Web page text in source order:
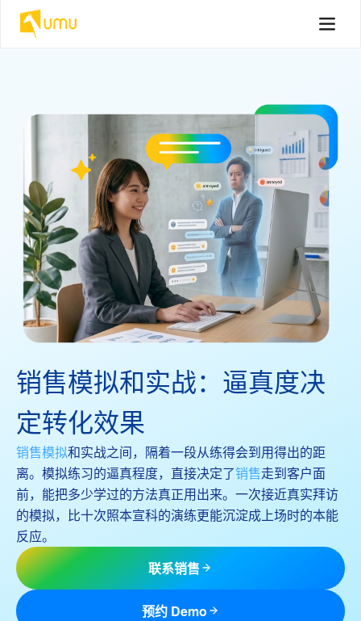
销售模拟和实战：逼真度决
定转化效果
销售模拟和实战之间，隔着一段从练得会到用得出的距
离。模拟练习的逼真程度，直接决定了销售走到客户面
前，能把多少学过的方法真正用出来。一次接近真实拜访
的模拟，比十次照本宣科的演练更能沉淀成上场时的本能
反应。
联系销售
预约 Demo